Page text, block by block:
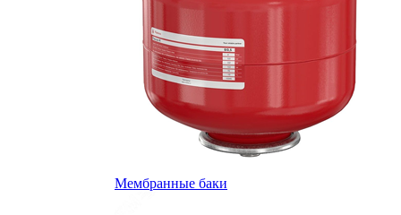
Мембранные баки